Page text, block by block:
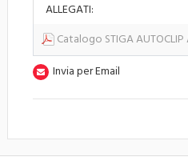
ALLEGATI:
Catalogo STIGA AUTOCLIP
Invia per Email